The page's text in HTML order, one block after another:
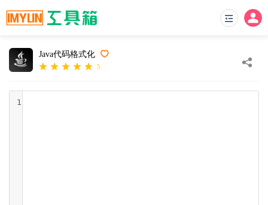
Java代码格式化
5
1